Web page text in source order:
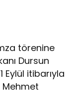
törenine
Dursun
Eylül itibarıyla
Mehmet